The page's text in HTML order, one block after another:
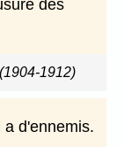
des
1912)
d'ennemis.